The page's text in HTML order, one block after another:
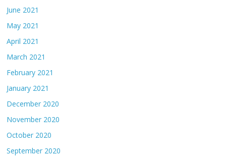
June 2021
May 2021
April 2021
March 2021
February 2021
January 2021
December 2020
November 2020
October 2020
September 2020